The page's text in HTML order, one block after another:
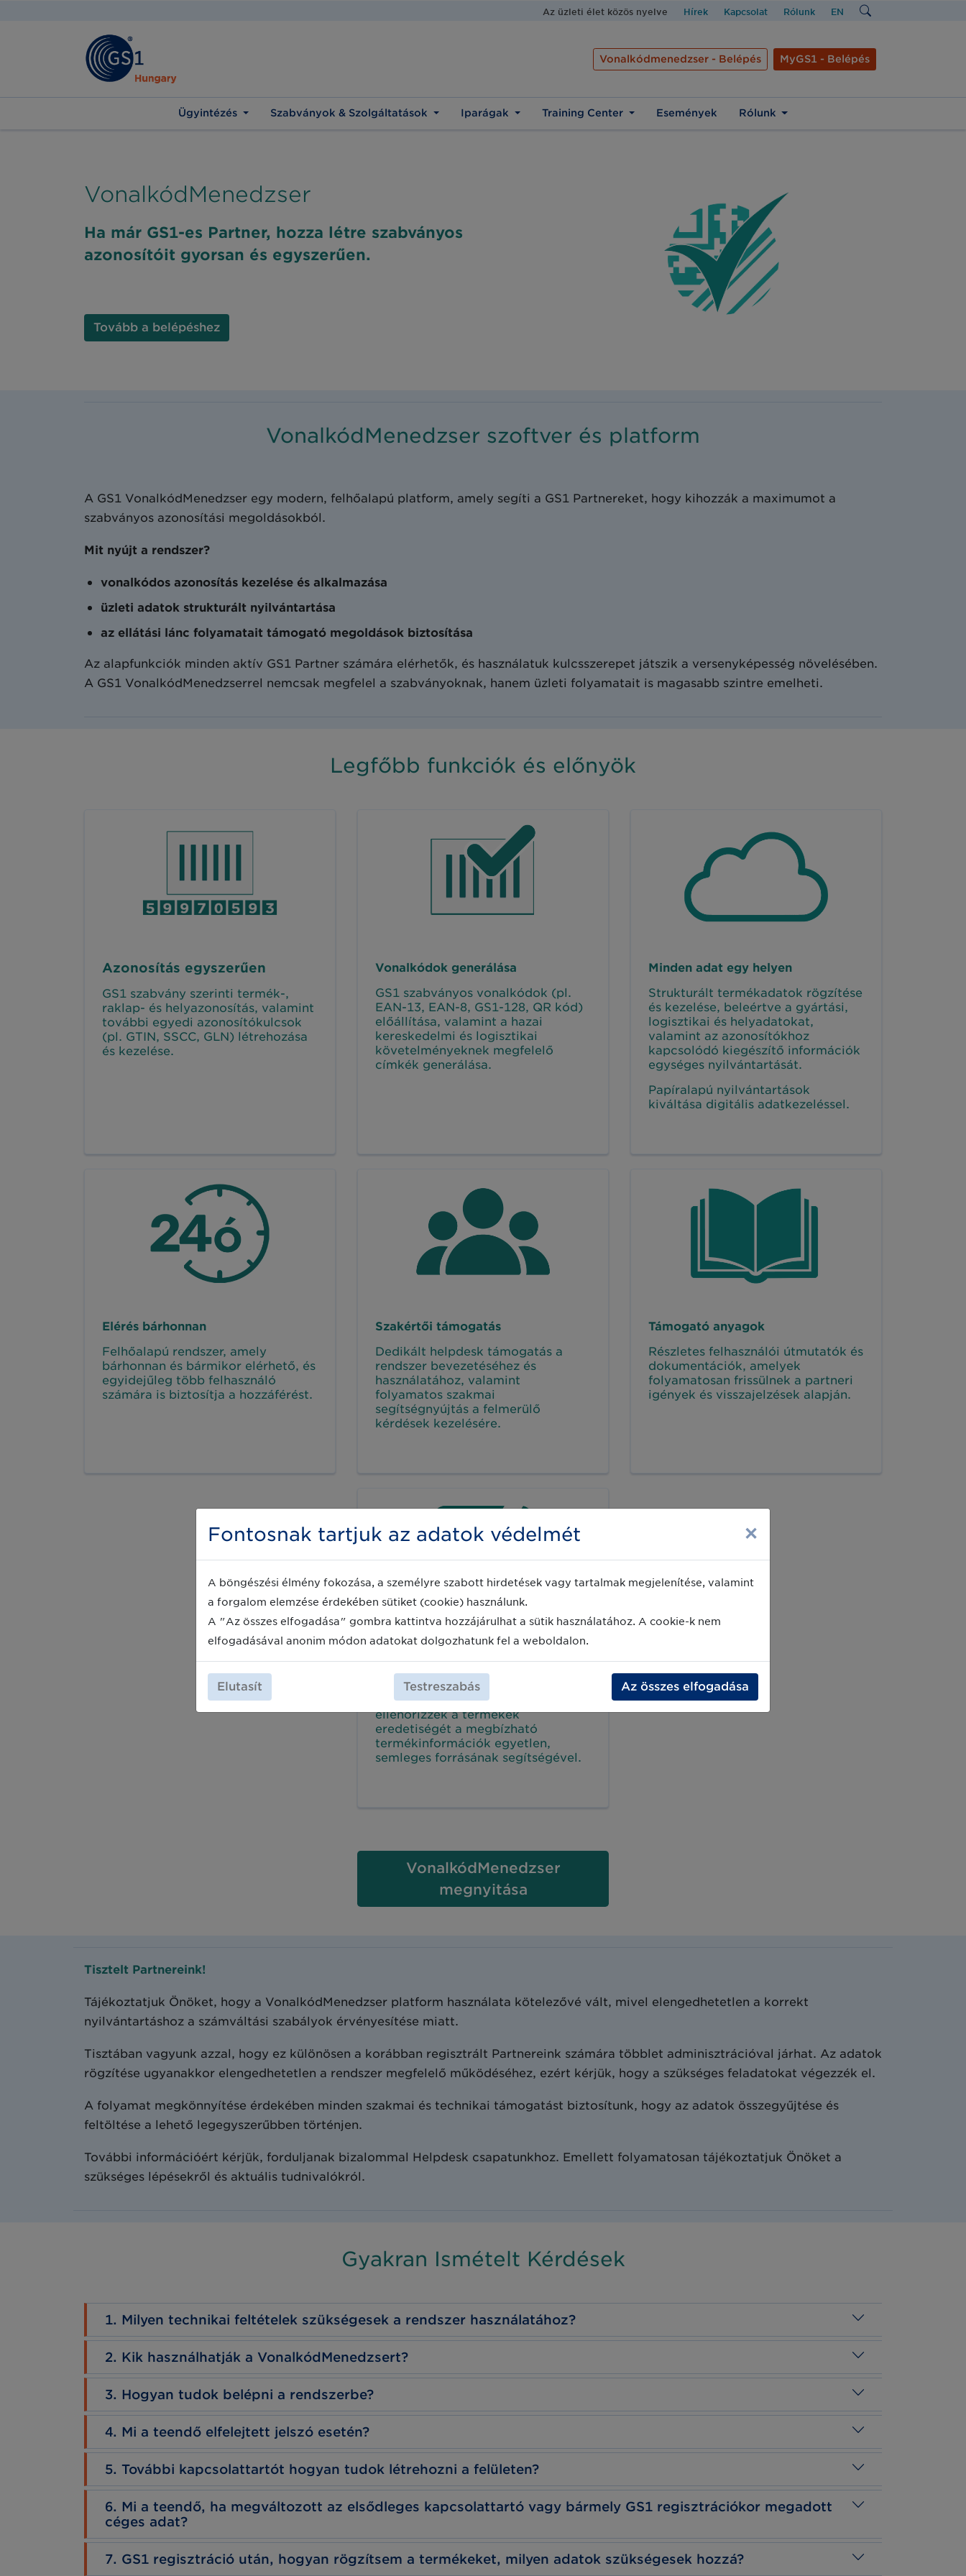
Az üzleti élet közös nyelve Hírek Kapcsolat Rólunk EN
Vonalkódmenedzser - Belépés MyGS1 - Belépés
Ügyintézés Szabványok & Szolgáltatások Iparágak Training Center Események Rólunk
VonalkódMenedzser
Ha már GS1-es Partner, hozza létre szabványos
azonosítóit gyorsan és egyszerűen.
Tovább a belépéshez
VonalkódMenedzser szoftver és platform
A GS1 VonalkódMenedzser egy modern, felhőalapú platform, amely segíti a GS1 Partnereket, hogy kihozzák a maximumot a
szabványos azonosítási megoldásokból.
Mit nyújt a rendszer?
vonalkódos azonosítás kezelése és alkalmazása
üzleti adatok strukturált nyilvántartása
az ellátási lánc folyamatait támogató megoldások biztosítása
Az alapfunkciók minden aktív GS1 Partner számára elérhetők, és használatuk kulcsszerepet játszik a versenyképesség növelésében.
A GS1 VonalkódMenedzserrel nemcsak megfelel a szabványoknak, hanem üzleti folyamatait is magasabb szintre emelheti.
Legfőbb funkciók és előnyök
Azonosítás egyszerűen
GS1 szabvány szerinti termék-,
raklap- és helyazonosítás, valamint
további egyedi azonosítókulcsok
(pl. GTIN, SSCC, GLN) létrehozása
és kezelése.
Vonalkódok generálása
GS1 szabványos vonalkódok (pl.
EAN-13, EAN-8, GS1-128, QR kód)
előállítása, valamint a hazai
kereskedelmi és logisztikai
követelményeknek megfelelő
címkék generálása.
Minden adat egy helyen
Strukturált termékadatok rögzítése
és kezelése, beleértve a gyártási,
logisztikai és helyadatokat,
valamint az azonosítókhoz
kapcsolódó kiegészítő információk
egységes nyilvántartását.
Papíralapú nyilvántartások
kiváltása digitális adatkezeléssel.
Elérés bárhonnan
Felhőalapú rendszer, amely
bárhonnan és bármikor elérhető, és
egyidejűleg több felhasználó
számára is biztosítja a hozzáférést.
Szakértői támogatás
Dedikált helpdesk támogatás a
rendszer bevezetéséhez és
használatához, valamint
folyamatos szakmai
segítségnyújtás a felmerülő
kérdések kezelésére.
Támogató anyagok
Részletes felhasználói útmutatók és
dokumentációk, amelyek
folyamatosan frissülnek a partneri
igények és visszajelzések alapján.
Verified by GS1
A Verified by GS1 egy globális
megoldás, ami lehetővé teszi a
vállalkozásoknak, hogy
ellenőrizzék a termékek
eredetiségét a megbízható
termékinformációk egyetlen,
semleges forrásának segítségével.
VonalkódMenedzser
megnyitása
Tisztelt Partnereink!
Tájékoztatjuk Önöket, hogy a VonalkódMenedzser platform használata kötelezővé vált, mivel elengedhetetlen a korrekt
nyilvántartáshoz a számváltási szabályok érvényesítése miatt.
Tisztában vagyunk azzal, hogy ez különösen a korábban regisztrált Partnereink számára többlet adminisztrációval járhat. Az adatok
rögzítése ugyanakkor elengedhetetlen a rendszer megfelelő működéséhez, ezért kérjük, hogy a szükséges feladatokat végezzék el.
A folyamat megkönnyítése érdekében minden szakmai és technikai támogatást biztosítunk, hogy az adatok összegyűjtése és
feltöltése a lehető legegyszerűbben történjen.
További információért kérjük, forduljanak bizalommal Helpdesk csapatunkhoz. Emellett folyamatosan tájékoztatjuk Önöket a
szükséges lépésekről és aktuális tudnivalókról.
Gyakran Ismételt Kérdések
1. Milyen technikai feltételek szükségesek a rendszer használatához?
2. Kik használhatják a VonalkódMenedzsert?
3. Hogyan tudok belépni a rendszerbe?
4. Mi a teendő elfelejtett jelszó esetén?
5. További kapcsolattartót hogyan tudok létrehozni a felületen?
6. Mi a teendő, ha megváltozott az elsődleges kapcsolattartó vagy bármely GS1 regisztrációkor megadott
céges adat?
7. GS1 regisztráció után, hogyan rögzítsem a termékeket, milyen adatok szükségesek hozzá?
Fontosnak tartjuk az adatok védelmét ×
A böngészési élmény fokozása, a személyre szabott hirdetések vagy tartalmak megjelenítése, valamint
a forgalom elemzése érdekében sütiket (cookie) használunk.
A "Az összes elfogadása" gombra kattintva hozzájárulhat a sütik használatához. A cookie-k nem
elfogadásával anonim módon adatokat dolgozhatunk fel a weboldalon.
Elutasít Testreszabás Az összes elfogadása